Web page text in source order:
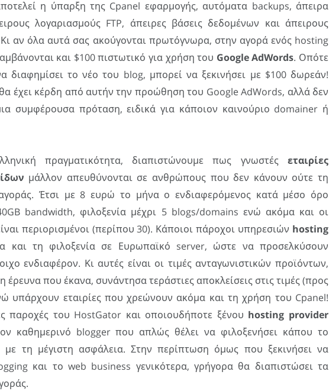
η ύπαρξη της Cpanel εφαρμογής, αυτόματα backups, άπειρα
λογαριασμούς FTP, άπειρες βάσεις δεδομένων και άπειρους
αν όλα αυτά σας ακούγονται πρωτόγνωρα, στην αγορά ενός hosting
και $100 πιστωτικό για χρήση του Google AdWords. Οπότε
διαφημίσει το νέο του blog, μπορεί να ξεκινήσει με $100 δωρεάν!
έχει κέρδη από αυτήν την προώθηση του Google AdWords, αλλά δεν
συμφέρουσα πρόταση, ειδικά για κάποιον καινούριο domainer ή
πραγματικότητα, διαπιστώνουμε πως γνωστές εταιρίες
μάλλον απευθύνονται σε ανθρώπους που δεν κάνουν ούτε τη
Έτσι με 8 ευρώ το μήνα ο ενδιαφερόμενος κατά μέσο όρο
bandwidth, φιλοξενία μέχρι 5 blogs/domains ενώ ακόμα και οι
περιορισμένοι (περίπου 30). Κάποιοι πάροχοι υπηρεσιών hosting
και τη φιλοξενία σε Ευρωπαϊκό server, ώστε να προσελκύσουν
ενδιαφέρον. Κι αυτές είναι οι τιμές ανταγωνιστικών προϊόντων,
που έκανα, συνάντησα τεράστιες αποκλείσεις στις τιμές (προς
υπάρχουν εταιρίες που χρεώνουν ακόμα και τη χρήση του Cpanel!
παροχές του HostGator και οποιουδήποτε ξένου hosting provider
καθημερινό blogger που απλώς θέλει να φιλοξενήσει κάπου το
τη μέγιστη ασφάλεια. Στην περίπτωση όμως που ξεκινήσει να
και το web business γενικότερα, γρήγορα θα διαπιστώσει τα